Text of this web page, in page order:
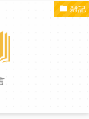
雑記